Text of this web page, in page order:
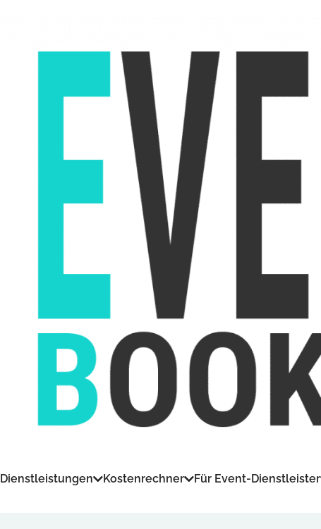
Dienstleistungen Kostenrechner Für Event-Dienstleister